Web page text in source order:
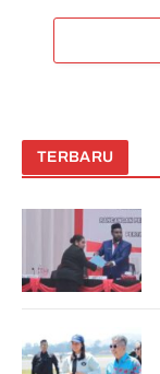
TERBARU